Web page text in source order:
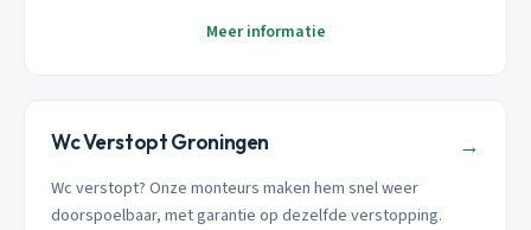
Meer informatie
Wc Verstopt Groningen →
Wc verstopt? Onze monteurs maken hem snel weer
doorspoelbaar, met garantie op dezelfde verstopping.